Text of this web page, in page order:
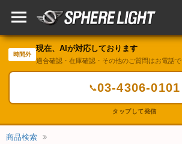
時間外
現在、AIが対応しております
適合確認・在庫確認・その他のご質問はお電話で
📞03-4306-0101
タップして発信
商品検索